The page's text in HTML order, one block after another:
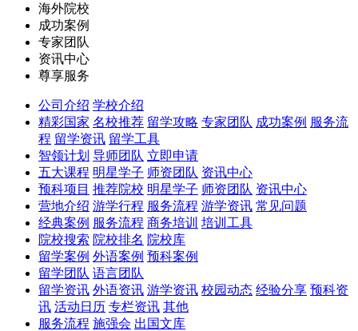
海外院校
成功案例
专家团队
资讯中心
尊享服务
公司介绍 学校介绍
精彩国家 名校推荐 留学攻略 专家团队 成功案例 服务流
程 留学资讯 留学工具
智领计划 导师团队 立即申请
五大课程 明星学子 师资团队 资讯中心
预科项目 推荐院校 明星学子 师资团队 资讯中心
营地介绍 游学行程 服务流程 游学资讯 常见问题
经典案例 服务流程 商务培训 培训工具
院校搜索 院校排名 院校库
留学案例 外语案例 预科案例
留学团队 语言团队
留学资讯 外语资讯 游学资讯 校园动态 经验分享 预科资
讯 活动日历 专栏资讯 其他
服务流程 施强会 出国文库